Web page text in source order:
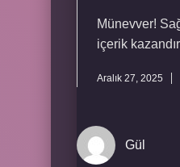
Münevver!
içerik
Aralık 27, 2025
Gül